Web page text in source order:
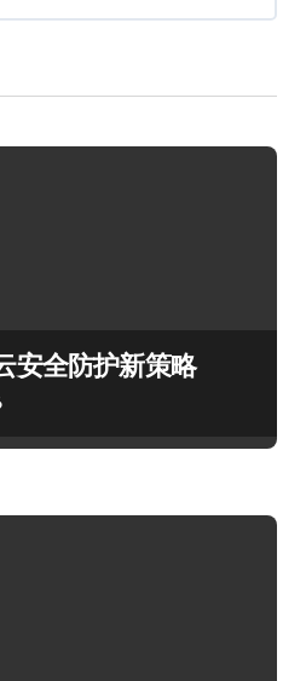
安全防护新策略